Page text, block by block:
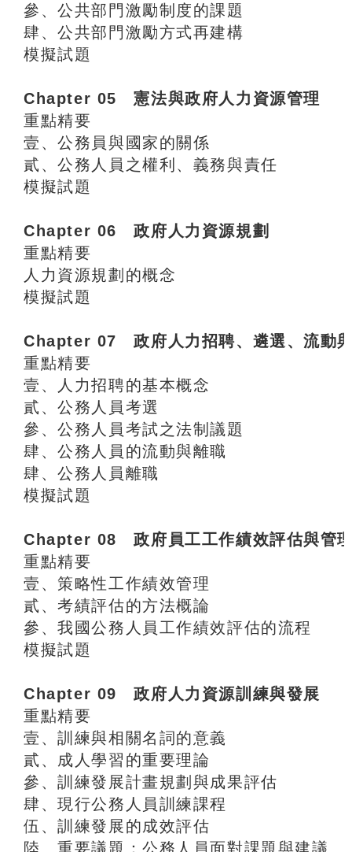
參、公共部門激勵制度的課題
肆、公共部門激勵方式再建構
模擬試題
Chapter 05 憲法與政府人力資源管理
重點精要
壹、公務員與國家的關係
貳、公務人員之權利、義務與責任
模擬試題
Chapter 06 政府人力資源規劃
重點精要
人力資源規劃的概念
模擬試題
Chapter 07 政府人力招聘、遴選、流動
重點精要
壹、人力招聘的基本概念
貳、公務人員考選
參、公務人員考試之法制議題
肆、公務人員的流動與離職
肆、公務人員離職
模擬試題
Chapter 08 政府員工工作績效評估與管
重點精要
壹、策略性工作績效管理
貳、考績評估的方法概論
參、我國公務人員工作績效評估的流程
模擬試題
Chapter 09 政府人力資源訓練與發展
重點精要
壹、訓練與相關名詞的意義
貳、成人學習的重要理論
參、訓練發展計畫規劃與成果評估
肆、現行公務人員訓練課程
伍、訓練發展的成效評估
陸、重要議題：公務人員面對課題與建議